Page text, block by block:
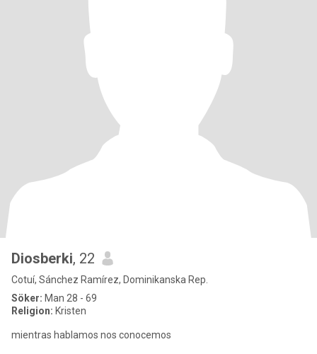
Diosberki, 22
Cotuí, Sánchez Ramírez, Dominikanska Rep.
Söker: Man 28 - 69
Religion: Kristen
mientras hablamos nos conocemos